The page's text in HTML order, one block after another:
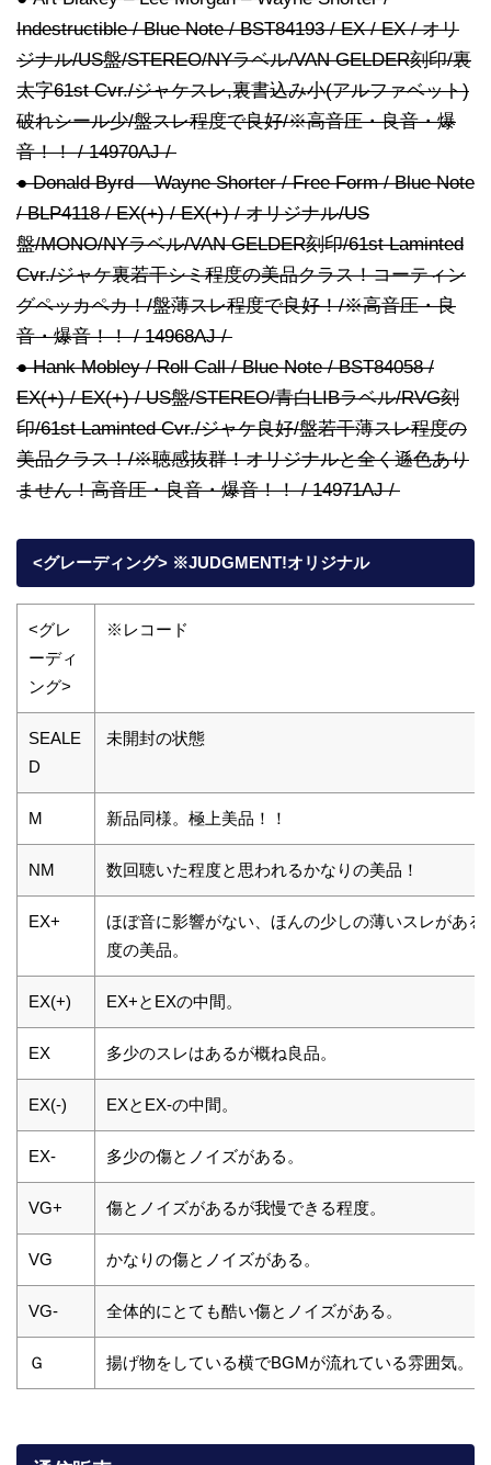
Indestructible / Blue Note / BST84193 / EX / EX / オリ
ジナル/US盤/STEREO/NYラベル/VAN GELDER刻印/裏
太字61st Cvr./ジャケスレ,裏書込み小(アルファベット)
破れシール少/盤スレ程度で良好/※高音圧・良音・爆
音！！ / 14970AJ /
● Donald Byrd – Wayne Shorter / Free Form / Blue Note
/ BLP4118 / EX(+) / EX(+) / オリジナル/US
盤/MONO/NYラベル/VAN GELDER刻印/61st Laminted
Cvr./ジャケ裏若干シミ程度の美品クラス！コーティン
グペッカペカ！/盤薄スレ程度で良好！/※高音圧・良
音・爆音！！ / 14968AJ /
● Hank Mobley / Roll Call / Blue Note / BST84058 /
EX(+) / EX(+) / US盤/STEREO/青白LIBラベル/RVG刻
印/61st Laminted Cvr./ジャケ良好/盤若干薄スレ程度の
美品クラス！/※聴感抜群！オリジナルと全く遜色あり
ません！高音圧・良音・爆音！！ / 14971AJ /
<グレーディング> ※JUDGMENT!オリジナル
<グレ
ーディ
ング>
※レコード
SEALE
D
未開封の状態
M 新品同様。極上美品！！
NM 数回聴いた程度と思われるかなりの美品！
EX+
ほぼ音に影響がない、ほんの少しの薄いスレがある
度の美品。
EX(+) EX+とEXの中間。
EX 多少のスレはあるが概ね良品。
EX(-) EXとEX-の中間。
EX- 多少の傷とノイズがある。
VG+ 傷とノイズがあるが我慢できる程度。
VG かなりの傷とノイズがある。
VG- 全体的にとても酷い傷とノイズがある。
Ｇ 揚げ物をしている横でBGMが流れている雰囲気。